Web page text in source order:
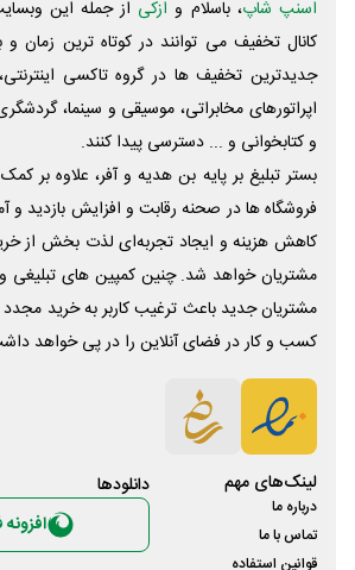
اسنپ شاپ، باسلام و ازکی از جمله این
کانال تخفیف می توانند در کوتاه ترین زمان
جدیدترین تخفیف ها در گروه تاکسی
اپراتورهای مخابراتی، موسیقی و سینما،
و کتابخوانی و ... دسترسی پیدا کنند.
بستر تبلیغ بر پایه بن هدیه و آفر، علاوه بر
فروشگاه ها در صحنه رقابت و افزایش بازدید و
کاهش هزینه و ایجاد تجربه‌ای لذت بخش از
مشتریان خواهد شد. چنین کمپین های
مشتریان جدید باعث ترغیب کاربر به خرید
کسب و کار در فضای آنلاین را در پی خواهد
لینک‌های مهم
درباره ما
تماس با ما
قوانین استفاده
دانلود‌ها